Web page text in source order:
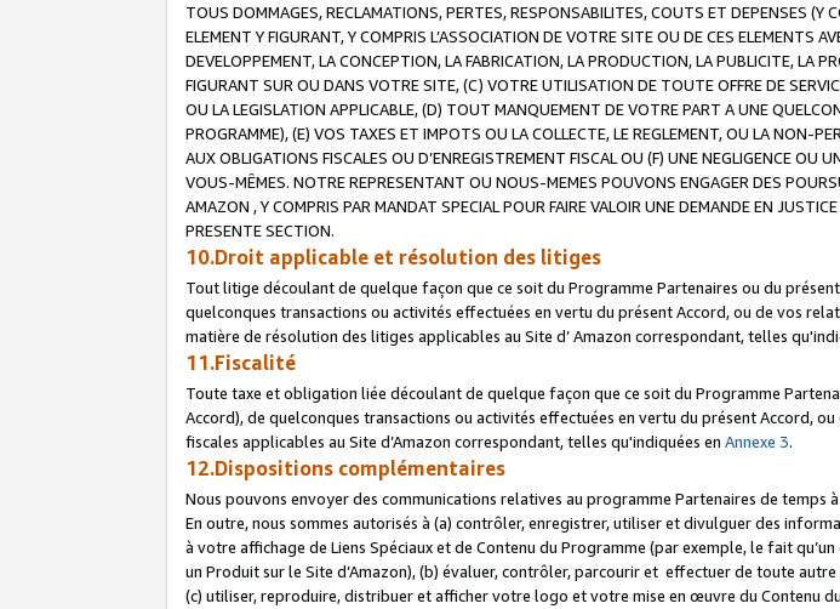
TOUS DOMMAGES, RECLAMATIONS, PERTES, RESPONSABILITES, COUTS ET DEPENSES (Y
ELEMENT Y FIGURANT, Y COMPRIS L’ASSOCIATION DE VOTRE SITE OU DE CES ELEMENTS
DEVELOPPEMENT, LA CONCEPTION, LA FABRICATION, LA PRODUCTION, LA PUBLICITE, LA
FIGURANT SUR OU DANS VOTRE SITE, (C) VOTRE UTILISATION DE TOUTE OFFRE DE
OU LA LEGISLATION APPLICABLE, (D) TOUT MANQUEMENT DE VOTRE PART A UNE
PROGRAMME), (E) VOS TAXES ET IMPOTS OU LA COLLECTE, LE REGLEMENT, OU LA NON-
AUX OBLIGATIONS FISCALES OU D’ENREGISTREMENT FISCAL OU (F) UNE NEGLIGENCE
VOUS-MÊMES. NOTRE REPRESENTANT OU NOUS-MEMES POUVONS ENGAGER DES
AMAZON , Y COMPRIS PAR MANDAT SPECIAL POUR FAIRE VALOIR UNE DEMANDE EN
PRESENTE SECTION.
10.Droit applicable et résolution des litiges
Tout litige découlant de quelque façon que ce soit du Programme Partenaires ou du
quelconques transactions ou activités effectuées en vertu du présent Accord, ou de vos
matière de résolution des litiges applicables au Site d’ Amazon correspondant, telles
11.Fiscalité
Toute taxe et obligation liée découlant de quelque façon que ce soit du Programme
Accord), de quelconques transactions ou activités effectuées en vertu du présent Accord,
fiscales applicables au Site d’Amazon correspondant, telles qu'indiquées en Annexe 3.
12.Dispositions complémentaires
Nous pouvons envoyer des communications relatives au programme Partenaires de temps
En outre, nous sommes autorisés à (a) contrôler, enregistrer, utiliser et divulguer des
à votre affichage de Liens Spéciaux et de Contenu du Programme (par exemple, le fait
un Produit sur le Site d’Amazon), (b) évaluer, contrôler, parcourir et effectuer de toute
(c) utiliser, reproduire, distribuer et afficher votre logo et votre mise en œuvre du Contenu